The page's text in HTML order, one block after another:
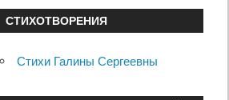
СТИХОТВОРЕНИЯ
Стихи Галины Сергеевны